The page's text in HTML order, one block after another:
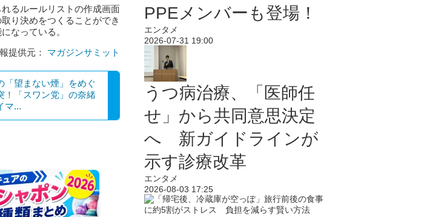
るルールリストの作成画面
り決めをつくることができ
なっている。
提供元： マガジンサミット
「望まない煙」をめぐ
！「スワン党」の奈緒
マ...
PPEメンバーも登場！
エンタメ
2026-07-31 19:00
うつ病治療、「医師任
せ」から共同意思決定
へ 新ガイドラインが
示す診療改革
エンタメ
2026-08-03 17:25